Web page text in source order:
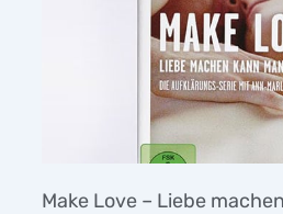
Make Love – Liebe